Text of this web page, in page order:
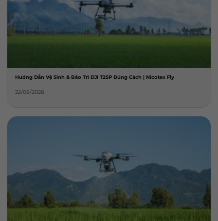
Hướng Dẫn Vệ Sinh & Bảo Trì DJI T25P Đúng Cách | Nicotex Fly
22/06/2026